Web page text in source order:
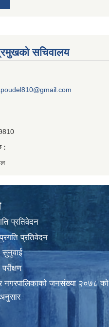
सचिवालय
:
प्रतिवेदन
प्रतिवेदन
सुनुवाई
नगरपालिकाकाे जनसंख्या २०७८ काे